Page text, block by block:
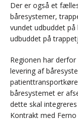
Der er også et
båresystemer,
vundet udbuddet
udbuddet på
Regionen har
levering af
båresystemet er
dette skal
Kontrakt med